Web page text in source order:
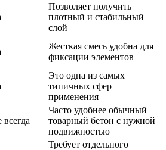
Позволяет получить
плотный и стабильный
слой
Жесткая смесь удобна для
фиксации элементов
Это одна из самых
типичных сфер
применения
всегда
Часто удобнее обычный
товарный бетон с нужной
подвижностью
Требует отдельного